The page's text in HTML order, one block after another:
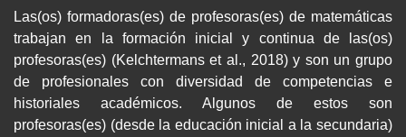
Las(os) formadoras(es) de profesoras(es) de matemáticas
trabajan en la formación inicial y continua de las(os)
profesoras(es) (Kelchtermans et al., 2018) y son un grupo
de profesionales con diversidad de competencias e
historiales académicos. Algunos de estos son
profesoras(es) (desde la educación inicial a la secundaria)